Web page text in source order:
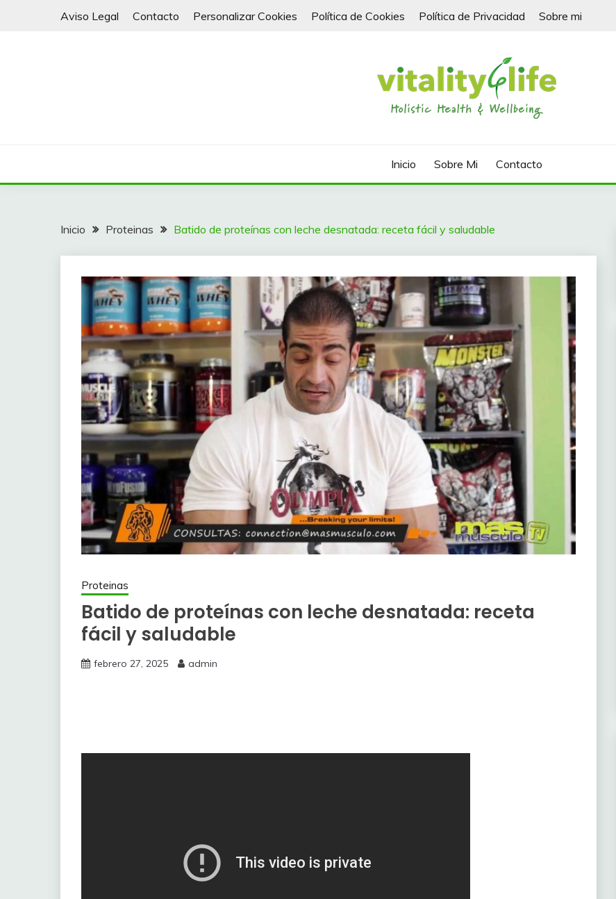
Aviso Legal Contacto Personalizar Cookies Política de Cookies Política de Privacidad Sobre mi
Inicio Sobre Mi Contacto
Inicio Proteinas Batido de proteínas con leche desnatada: receta fácil y saludable
Proteinas
Batido de proteínas con leche desnatada: receta
fácil y saludable
febrero 27, 2025 admin